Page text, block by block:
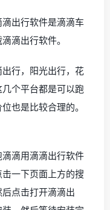
出行软件是滴滴车
滴出行软件。
行，阳光出行，花
个平台都是可以跑
也是比较合理的。
滴用滴滴出行软件
一下页面上方的搜
点击打开滴滴出